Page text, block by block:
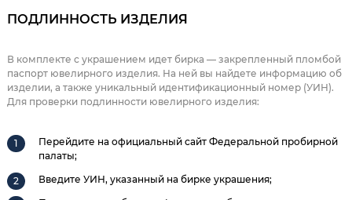
ПОДЛИННОСТЬ ИЗДЕЛИЯ
В комплекте с украшением идет бирка — закрепленный пломбой
паспорт ювелирного изделия. На ней вы найдете информацию об
изделии, а также уникальный идентификационный номер (УИН).
Для проверки подлинности ювелирного изделия:
Перейдите на официальный сайт Федеральной пробирной
палаты;
Введите УИН, указанный на бирке украшения;